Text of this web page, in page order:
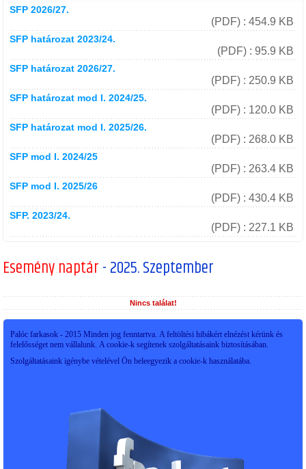
SFP 2026/27.
(PDF) : 454.9 KB
SFP határozat 2023/24.
(PDF) : 95.9 KB
SFP határozat 2026/27.
(PDF) : 250.9 KB
SFP határozat mod I. 2024/25.
(PDF) : 120.0 KB
SFP határozat mod I. 2025/26.
(PDF) : 268.0 KB
SFP mod I. 2024/25
(PDF) : 263.4 KB
SFP mod I. 2025/26
(PDF) : 430.4 KB
SFP. 2023/24.
(PDF) : 227.1 KB
Esemény naptár- 2025. Szeptember
Nincs találat!
Palóc farkasok - 2015 Minden jog fenntartva. A feltöltési hibákért elnézést kérünk és
felelősséget nem vállalunk. A cookie-k segítenek szolgáltatásaink biztosításában.
Szolgáltatásaink igénybe vételével Ön beleegyezik a cookie-k használatába.